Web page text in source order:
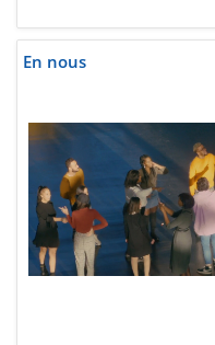
En nous